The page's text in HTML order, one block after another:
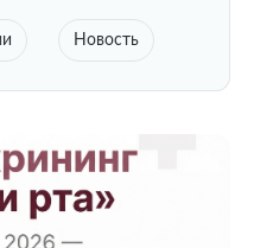
Новость